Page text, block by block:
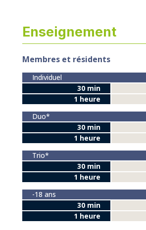
Enseignement
Membres et résidents
30 min
1 heure
Individuel
30 min
1 heure
Duo*
30 min
1 heure
Trio*
30 min
1 heure
-18 ans